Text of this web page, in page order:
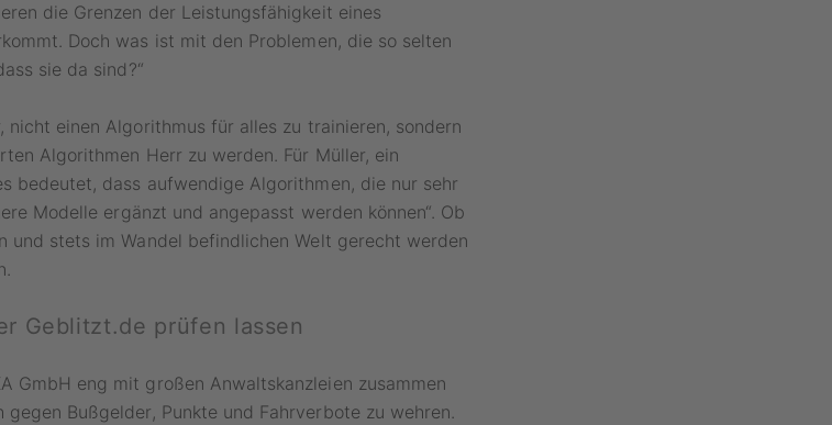
die Grenzen der Leistungsfähigkeit eines
Doch was ist mit den Problemen, die so selten
sie da sind?“
nicht einen Algorithmus für alles zu trainieren, sondern
Algorithmen Herr zu werden. Für Müller, ein
bedeutet, dass aufwendige Algorithmen, die nur sehr
Modelle ergänzt und angepasst werden können“. Ob
und stets im Wandel befindlichen Welt gerecht werden
Geblitzt.de prüfen lassen
GmbH eng mit großen Anwaltskanzleien zusammen
Bußgelder, Punkte und Fahrverbote zu wehren.